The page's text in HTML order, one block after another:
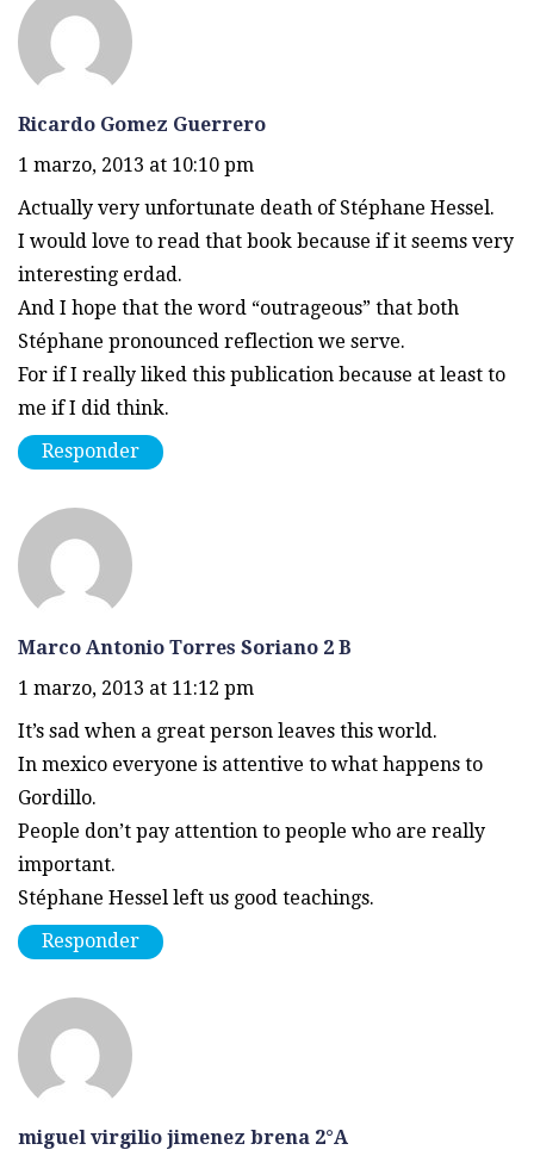
Ricardo Gomez Guerrero
1 marzo, 2013 at 10:10 pm
Actually very unfortunate death of Stéphane Hessel.
I would love to read that book because if it seems very
interesting erdad.
And I hope that the word “outrageous” that both
Stéphane pronounced reflection we serve.
For if I really liked this publication because at least to
me if I did think.
Responder
Marco Antonio Torres Soriano 2 B
1 marzo, 2013 at 11:12 pm
It’s sad when a great person leaves this world.
In mexico everyone is attentive to what happens to
Gordillo.
People don’t pay attention to people who are really
important.
Stéphane Hessel left us good teachings.
Responder
miguel virgilio jimenez brena 2°A